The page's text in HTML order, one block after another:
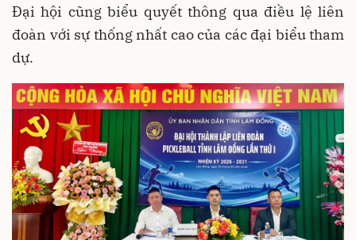
Đại hội cũng biểu quyết thông qua điều lệ liên
đoàn với sự thống nhất cao của các đại biểu tham
dự.